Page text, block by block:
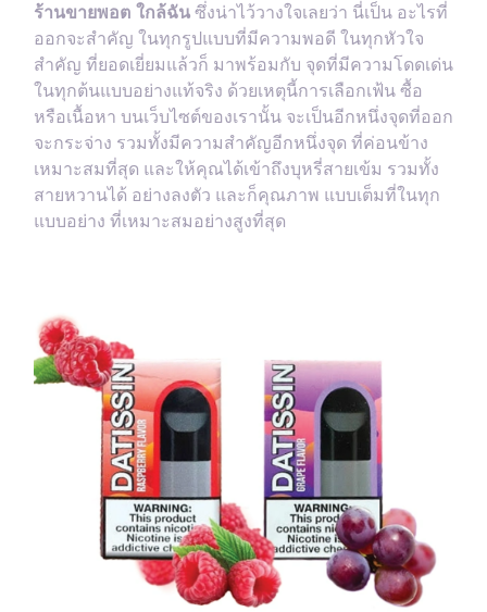
ร้านขายพอต ใกล้ฉัน ซึ่งน่าไว้วางใจเลยว่า นี่เป็น อะไรที่
ออกจะสำคัญ ในทุกรูปแบบที่มีความพอดี ในทุกหัวใจ
สำคัญ ที่ยอดเยี่ยมแล้วก็ มาพร้อมกับ จุดที่มีความโดดเด่น
ในทุกต้นแบบอย่างแท้จริง ด้วยเหตุนี้การเลือกเฟ้น ซื้อ
หรือเนื้อหา บนเว็บไซต์ของเรานั้น จะเป็นอีกหนึ่งจุดที่ออก
จะกระจ่าง รวมทั้งมีความสำคัญอีกหนึ่งจุด ที่ค่อนข้าง
เหมาะสมที่สุด และให้คุณได้เข้าถึงบุหรี่สายเข้ม รวมทั้ง
สายหวานได้ อย่างลงตัว และก็คุณภาพ แบบเต็มที่ในทุก
แบบอย่าง ที่เหมาะสมอย่างสูงที่สุด